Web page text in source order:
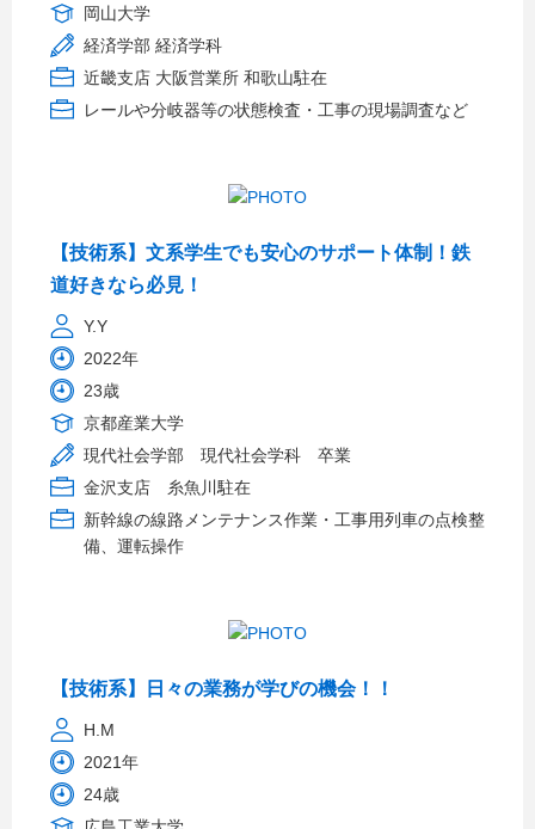
岡山大学
経済学部 経済学科
近畿支店 大阪営業所 和歌山駐在
レールや分岐器等の状態検査・工事の現場調査など
【技術系】文系学生でも安心のサポート体制！鉄
道好きなら必見！
Y.Y
2022年
23歳
京都産業大学
現代社会学部 現代社会学科 卒業
金沢支店 糸魚川駐在
新幹線の線路メンテナンス作業・工事用列車の点検整
備、運転操作
【技術系】日々の業務が学びの機会！！
H.M
2021年
24歳